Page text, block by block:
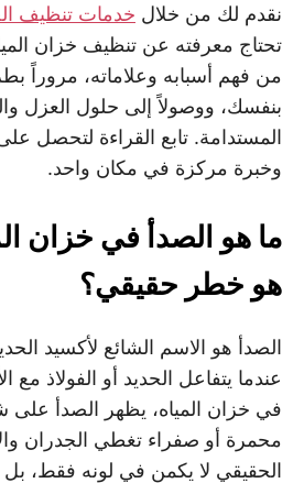
نقدم لك من خلال خدمات تنظيف
تحتاج معرفته عن تنظيف خزان
من فهم أسبابه وعلاماته، مروراً
بنفسك، ووصولاً إلى حلول العزل
المستدامة. تابع القراءة لتحصل
وخبرة مركزة في مكان واحد.
ما هو الصدأ في خزان
هو خطر حقيقي؟
الصدأ هو الاسم الشائع لأكسيد
عندما يتفاعل الحديد أو الفولاذ مع
في خزان المياه، يظهر الصدأ على
محمرة أو صفراء تغطي الجدران
الحقيقي لا يكمن في لونه فقط، بل